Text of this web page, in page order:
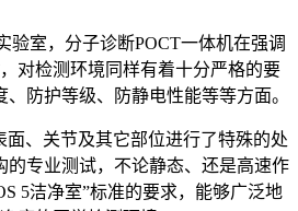
验室，分子诊断POCT一体机在强调
对检测环境同样有着十分严格的要
防护等级、防静电性能等等方面。
面、关节及其它部位进行了特殊的处
的专业测试，不论静态、还是高速作
5洁净室”标准的要求，能够广泛地